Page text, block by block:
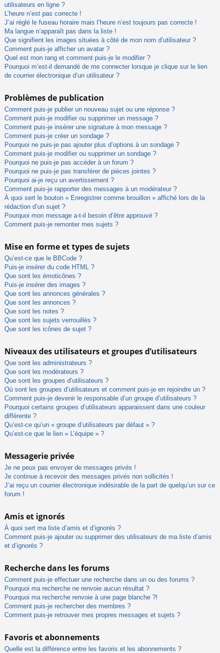
utilisateurs en ligne ?
L’heure n’est pas correcte !
J’ai réglé le fuseau horaire mais l’heure n’est toujours pas correcte !
Ma langue n’apparaît pas dans la liste !
Que signifient les images situées à côté de mon nom d’utilisateur ?
Comment puis-je afficher un avatar ?
Quel est mon rang et comment puis-je le modifier ?
Pourquoi m’est-il demandé de me connecter lorsque je clique sur le lien
de courrier électronique d’un utilisateur ?
Problèmes de publication
Comment puis-je publier un nouveau sujet ou une réponse ?
Comment puis-je modifier ou supprimer un message ?
Comment puis-je insérer une signature à mon message ?
Comment puis-je créer un sondage ?
Pourquoi ne puis-je pas ajouter plus d’options à un sondage ?
Comment puis-je modifier ou supprimer un sondage ?
Pourquoi ne puis-je pas accéder à un forum ?
Pourquoi ne puis-je pas transférer de pièces jointes ?
Pourquoi ai-je reçu un avertissement ?
Comment puis-je rapporter des messages à un modérateur ?
À quoi sert le bouton « Enregistrer comme brouillon » affiché lors de la
rédaction d’un sujet ?
Pourquoi mon message a-t-il besoin d’être approuvé ?
Comment puis-je remonter mes sujets ?
Mise en forme et types de sujets
Qu’est-ce que le BBCode ?
Puis-je insérer du code HTML ?
Que sont les émoticônes ?
Puis-je insérer des images ?
Que sont les annonces générales ?
Que sont les annonces ?
Que sont les notes ?
Que sont les sujets verrouillés ?
Que sont les icônes de sujet ?
Niveaux des utilisateurs et groupes d’utilisateurs
Que sont les administrateurs ?
Que sont les modérateurs ?
Que sont les groupes d’utilisateurs ?
Où sont les groupes d’utilisateurs et comment puis-je en rejoindre un ?
Comment puis-je devenir le responsable d’un groupe d’utilisateurs ?
Pourquoi certains groupes d’utilisateurs apparaissent dans une couleur
différente ?
Qu’est-ce qu’un « groupe d’utilisateurs par défaut » ?
Qu’est-ce que le lien « L’équipe » ?
Messagerie privée
Je ne peux pas envoyer de messages privés !
Je continue à recevoir des messages privés non sollicités !
J’ai reçu un courrier électronique indésirable de la part de quelqu’un sur ce
forum !
Amis et ignorés
À quoi sert ma liste d’amis et d’ignorés ?
Comment puis-je ajouter ou supprimer des utilisateurs de ma liste d’amis
et d’ignorés ?
Recherche dans les forums
Comment puis-je effectuer une recherche dans un ou des forums ?
Pourquoi ma recherche ne renvoie aucun résultat ?
Pourquoi ma recherche renvoie à une page blanche ?!
Comment puis-je rechercher des membres ?
Comment puis-je retrouver mes propres messages et sujets ?
Favoris et abonnements
Quelle est la différence entre les favoris et les abonnements ?